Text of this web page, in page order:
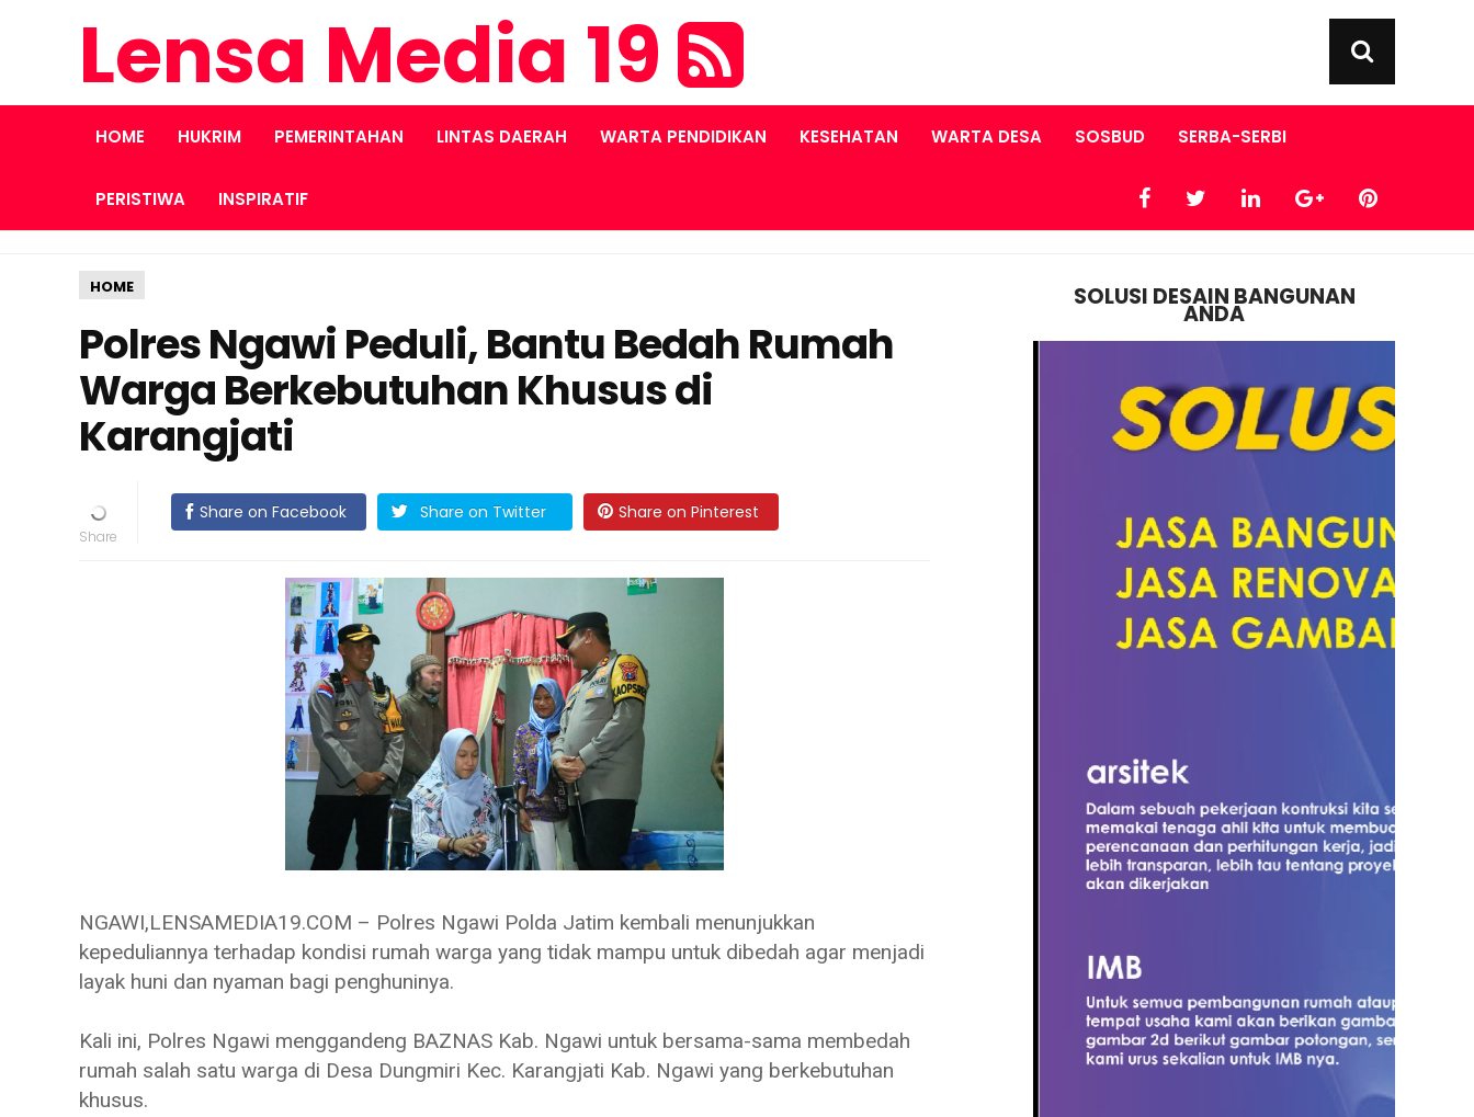
Lensa Media 19
HOME HUKRIM PEMERINTAHAN LINTAS DAERAH WARTA PENDIDIKAN KESEHATAN WARTA DESA SOSBUD SERBA-SERBI
PERISTIWA INSPIRATIF
HOME
Polres Ngawi Peduli, Bantu Bedah Rumah
Warga Berkebutuhan Khusus di
Karangjati
Share on Facebook Share on Twitter Share on Pinterest
NGAWI,LENSAMEDIA19.COM – Polres Ngawi Polda Jatim kembali menunjukkan
kepeduliannya terhadap kondisi rumah warga yang tidak mampu untuk dibedah agar menjadi
layak huni dan nyaman bagi penghuninya.
Kali ini, Polres Ngawi menggandeng BAZNAS Kab. Ngawi untuk bersama-sama membedah
rumah salah satu warga di Desa Dungmiri Kec. Karangjati Kab. Ngawi yang berkebutuhan
khusus.
SOLUSI DESAIN BANGUNAN
ANDA